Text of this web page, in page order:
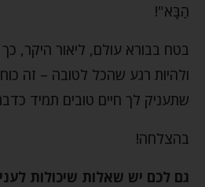
הַבָּא"!
בטח בבורא עולם, ליאור היקר,
ולהיות רגע שהכל לטובה – זה
שתעניק לך חיים טובים תמיד
בהצלחה!
גם לכם יש שאלות שיכולות